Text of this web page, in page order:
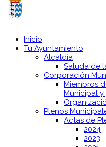
Inicio
Tu Ayuntamiento
Alcaldía
Saluda de
Corporación
Miembros
Municipal
Plenos
Actas de
2024
2023